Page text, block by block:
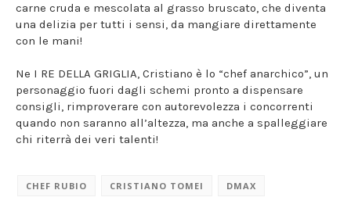
carne cruda e mescolata al grasso bruscato, che diventa
una delizia per tutti i sensi, da mangiare direttamente
con le mani!
Ne I RE DELLA GRIGLIA, Cristiano è lo “chef anarchico”, un
personaggio fuori dagli schemi pronto a dispensare
consigli, rimproverare con autorevolezza i concorrenti
quando non saranno all’altezza, ma anche a spalleggiare
chi riterrà dei veri talenti!
CHEF RUBIO CRISTIANO TOMEI DMAX